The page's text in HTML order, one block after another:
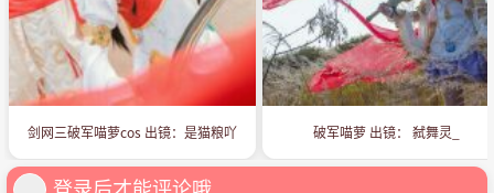
剑网三破军喵萝cos 出镜：是猫粮吖 破军喵萝 出镜： 弑舞灵_